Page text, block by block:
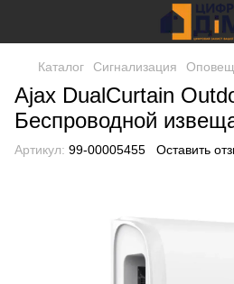
Каталог Сигнализация
Ajax DualCurtain
Беспроводной
Артикул: 99-00005455 Оставить